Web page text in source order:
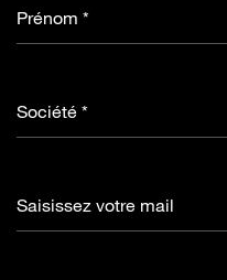
Prénom *
Société *
Saisissez votre mail